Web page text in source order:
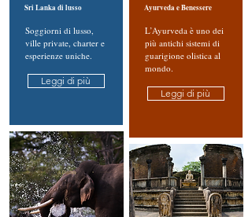
Sri Lanka di lusso
Soggiorni di lusso,
ville private, charter e
esperienze uniche.
Leggi di più
Ayurveda e Benessere
L’Ayurveda è uno dei
più antichi sistemi di
guarigione olistica al
mondo.
Leggi di più